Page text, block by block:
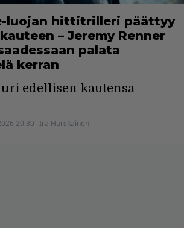
luojan hittitrilleri päättyy
– Jeremy Renner
palata
kerran
edellisen kautensa
20:30 Ira Hurskainen